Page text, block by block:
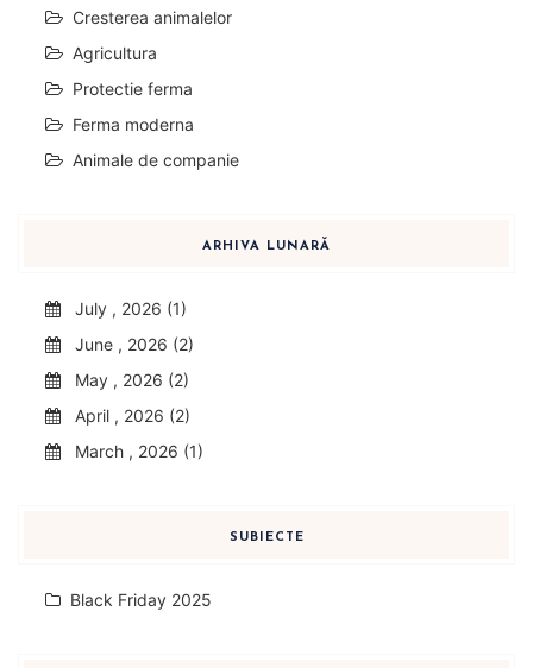
Cresterea animalelor
Agricultura
Protectie ferma
Ferma moderna
Animale de companie
ARHIVA LUNARĂ
July , 2026 (1)
June , 2026 (2)
May , 2026 (2)
April , 2026 (2)
March , 2026 (1)
SUBIECTE
Black Friday 2025